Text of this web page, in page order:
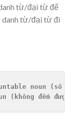
từ/đại từ để
danh từ/đại từ đi
noun (số
đếm